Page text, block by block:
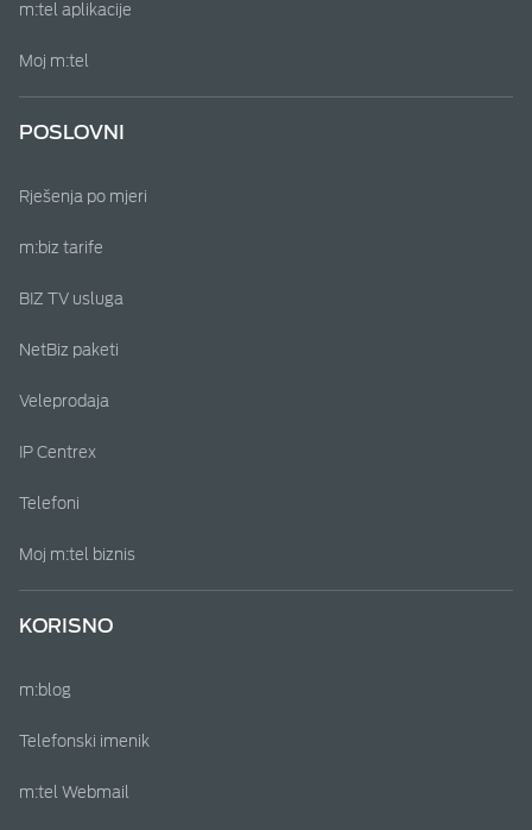
m:tel aplikacije
Moj m:tel
POSLOVNI
Rješenja po mjeri
m:biz tarife
BIZ TV usluga
NetBiz paketi
Veleprodaja
IP Centrex
Telefoni
Moj m:tel biznis
KORISNO
m:blog
Telefonski imenik
m:tel Webmail